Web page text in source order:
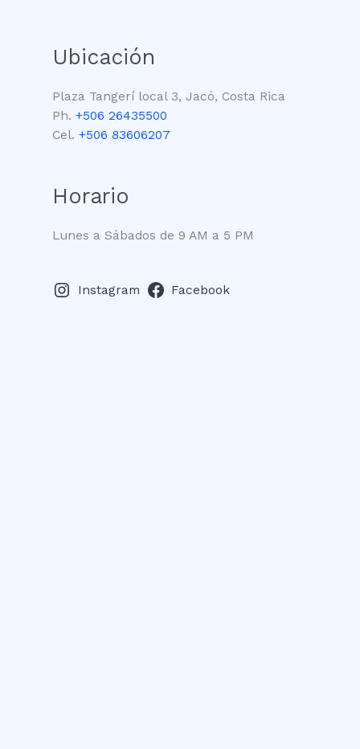
Ubicación
Plaza Tangerí local 3, Jacó, Costa Rica
Ph. +506 26435500
Cel. +506 83606207
Horario
Lunes a Sábados de 9 AM a 5 PM
Instagram Facebook